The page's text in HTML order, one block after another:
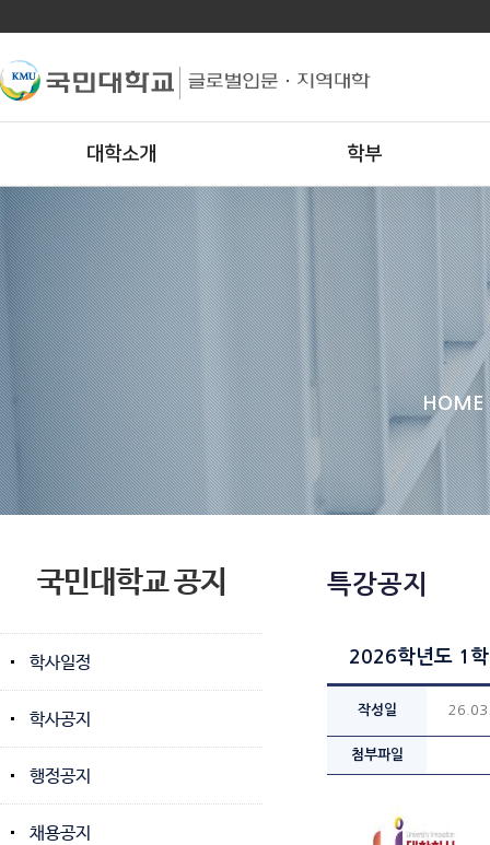
대학소개 학부
HOME
국민대학교 공지
학사일정
학사공지
행정공지
채용공지
특강공지
2026학년도 1
작성일
첨부파일